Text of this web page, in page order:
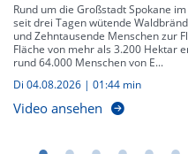
Rund um die Großstadt Spokane
seit drei Tagen wütende
und Zehntausende Menschen zur
Fläche von mehr als 3.200 Hektar
rund 64.000 Menschen von E...
Di 04.08.2026 | 01:44 min
Video ansehen